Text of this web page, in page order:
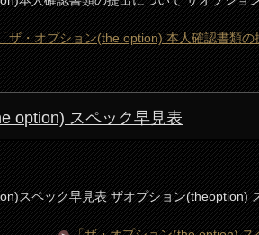
ザ・オプション(the option) 本人確認書類
option) スペック早見表
スペック早見表 ザオプション(theoption)